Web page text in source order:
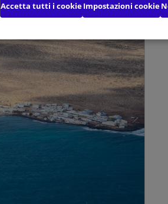
Impostazioni cookie
Accetta tutti i cookie
Conferma le